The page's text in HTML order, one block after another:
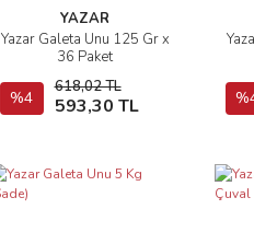
YAZAR
Yazar Galeta Unu 125 Gr x
36 Paket
%4
618,02 TL
593,30 TL
İncele
Sepete Ekle